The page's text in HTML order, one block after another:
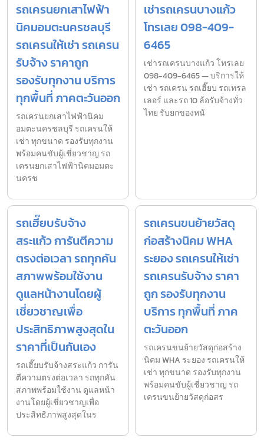
รถเครนยกเสาไฟฟ้า
นิคมอมตะนครชลบุรี
รถเครนให้เช่า รถเครน
รับจ้าง ราคาถูก
รองรับทุกงาน บริการ
ทุกพื้นที่ ภาคตะวันออก
รถเครนยกเสาไฟฟ้านิคม
อมตะนครชลบุรี รถเครนให้
เช่า ทุกขนาด รองรับทุกงาน
พร้อมคนขับผู้เชี่ยวชาญ รถ
เครนยกเสาไฟฟ้านิคมอมตะ
นครช
เช่ารถเครนบางแก้ว
โทรเลย 098-409-
6465
เช่ารถเครนบางแก้ว โทรเลย
098-409-6465 — บริการให้
เช่า รถเครน รถเฮี๊ยบ รถเทรล
เลอร์ และรถ 10 ล้อรับจ้างทั่ว
ไทย รับยกของหนั
รถเฮี๊ยบรับจ้าง
สระแก้ว การันตีความ
ตรงต่อเวลา รถทุกคัน
สภาพพร้อมใช้งาน
ดูแลหน้างานโดยผู้
เชี่ยวชาญเพื่อ
ประสิทธิภาพสูงสุดใน
ราคาที่เป็นกันเอง
รถเฮี๊ยบรับจ้างสระแก้ว การัน
ตีความตรงต่อเวลา รถทุกคัน
สภาพพร้อมใช้งาน ดูแลหน้า
งานโดยผู้เชี่ยวชาญเพื่อ
ประสิทธิภาพสูงสุดในร
รถเครนขนย้ายวัสดุ
ก่อสร้างนิคม WHA
ระยอง รถเครนให้เช่า
รถเครนรับจ้าง ราคา
ถูก รองรับทุกงาน
บริการ ทุกพื้นที่ ภาค
ตะวันออก
รถเครนขนย้ายวัสดุก่อสร้าง
นิคม WHA ระยอง รถเครนให้
เช่า ทุกขนาด รองรับทุกงาน
พร้อมคนขับผู้เชี่ยวชาญ รถ
เครนขนย้ายวัสดุก่อสร